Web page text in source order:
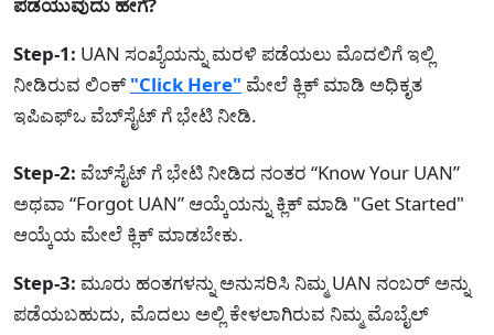
Step-1: UAN ಸಂಖ್ಯೆಯನ್ನು ಮರಳಿ ಪಡೆಯಲು ಮೊದಲಿಗೆ ಇಲ್ಲಿ
ನೀಡಿರುವ ಲಿಂಕ್ "Click Here" ಮೇಲೆ ಕ್ಲಿಕ್ ಮಾಡಿ ಅಧಿಕೃತ
ಇಪಿಎಫ್‌ಒ ವೆಬ್‌ಸೈಟ್ ಗೆ ಭೇಟಿ ನೀಡಿ.
Step-2: ವೆಬ್‌ಸೈಟ್ ಗೆ ಭೇಟಿ ನೀಡಿದ ನಂತರ “Know Your UAN”
ಅಥವಾ “Forgot UAN” ಆಯ್ಕೆಯನ್ನು ಕ್ಲಿಕ್ ಮಾಡಿ "Get Started"
ಆಯ್ಕೆಯ ಮೇಲೆ ಕ್ಲಿಕ್ ಮಾಡಬೇಕು.
Step-3: ಮೂರು ಹಂತಗಳನ್ನು ಅನುಸರಿಸಿ ನಿಮ್ಮ UAN ನಂಬರ್ ಅನ್ನು
ಪಡೆಯಬಹುದು, ಮೊದಲು ಅಲ್ಲಿ ಕೇಳಲಾಗಿರುವ ನಿಮ್ಮ ಮೊಬೈಲ್